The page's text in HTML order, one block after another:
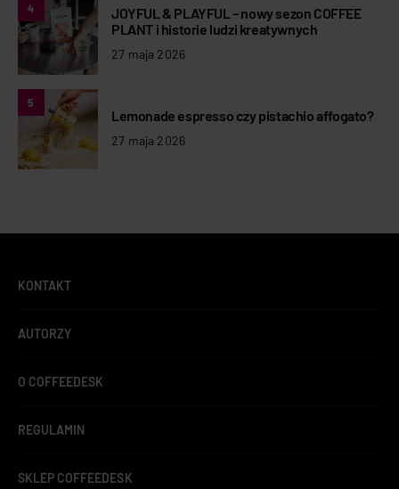
4
JOYFUL & PLAYFUL – nowy sezon COFFEE
PLANT i historie ludzi kreatywnych
27 maja 2026
5
Lemonade espresso czy pistachio affogato?
27 maja 2026
KONTAKT
AUTORZY
O COFFEEDESK
REGULAMIN
SKLEP COFFEEDESK